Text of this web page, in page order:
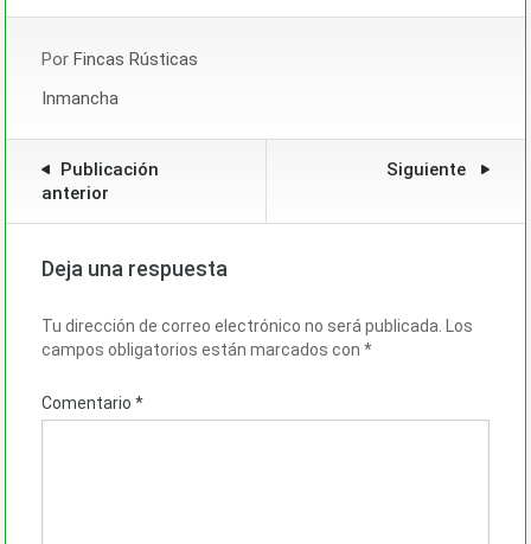
Por Fincas Rústicas
Inmancha
Publicación
anterior
Siguiente
Deja una respuesta
Tu dirección de correo electrónico no será publicada. Los
campos obligatorios están marcados con *
Comentario *